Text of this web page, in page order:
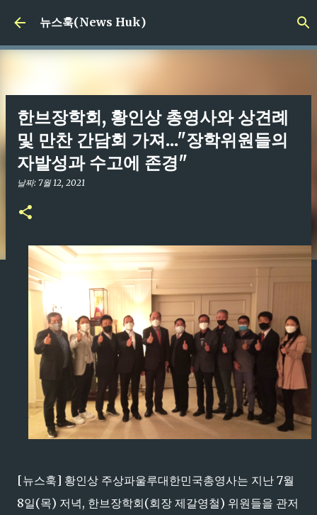
기본 콘텐츠로 건너뛰기
뉴스훅(News Huk)
한브장학회, 황인상 총영사와 상견례
및 만찬 간담회 가져..."장학위원들의
자발성과 수고에 존경"
날짜: 7월 12, 2021
[뉴스훅] 황인상 주상파울루대한민국총영사는 지난 7월
8일(목) 저녁, 한브장학회(회장 제갈영철) 위원들을 관저